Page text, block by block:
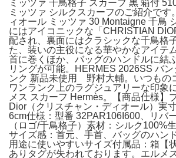
ミッツァ 千鳥格子 スカーフ 黒 箱付
ミッツァ シルクスカーフのご紹介です
ィオール ミッツァ 30 Montaigne 千鳥
にはアイコニックな「CHRISTIAN
配され、裏面にはクラシックな千鳥格
た、装いの主役になる華やかなアイテ
首に巻くほか、バッグのハンドルに結
リングが可能。HERMES 2026SS バ
ンク 新品未使用 野村大輔。いつもの
ワンランク上のラグジュアリーな印象
メス スカーフ Hermès。【商品仕様】
Dior（クリスチャン・ディオール）実
6cm仕様：型番 32PAR106I600、リバ
（ロゴ/千鳥格子）素材：シルク100%
サイズ感：首元、手首、バッグのハン
用途に使いやすいサイズ付属品：箱【
ありタグが失われております。エル